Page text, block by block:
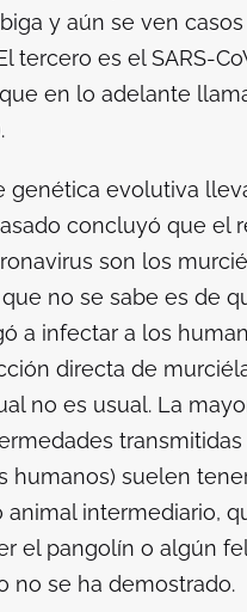
y aún se ven casos
tercero es el SARS-
en lo adelante
genética evolutiva
concluyó que el
son los
no se sabe es de
a infectar a los
directa de
no es usual. La
transmitidas
humanos) suelen
animal intermediario,
el pangolín o algún
no se ha demostrado.